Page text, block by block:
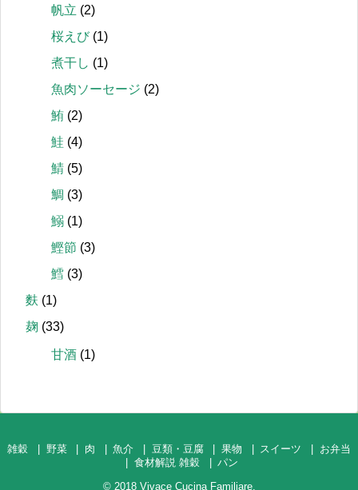
帆立 (2)
桜えび(1)
煮干し (1)
魚肉ソーセージ (2)
鮪 (2)
鮭 (4)
鯖 (5)
鯛 (3)
鰯 (1)
鰹節 (3)
鱈 (3)
麩 (1)
麹 (33)
甘酒 (1)
雑穀 野菜 肉 魚介 豆類・豆腐 果物 スイーツ
お弁当
食材解説 雑穀
パン
© 2018 Vivace Cucina Familiare.